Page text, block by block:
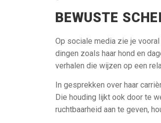
BEWUSTE
Op sociale media zie je
dingen zoals haar hond en
verhalen die wijzen op een
In gesprekken over haar
Die houding lijkt ook door te
ruchtbaarheid aan te geven,